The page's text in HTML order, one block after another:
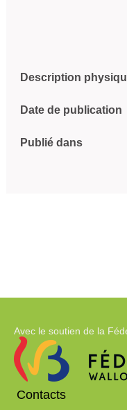
Description
Date de publication
Publié dans
Avec le soutien de la
Contacts